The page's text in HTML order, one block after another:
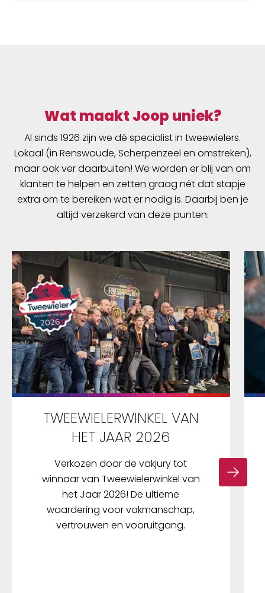
Wat maakt Joop uniek?
Al sinds 1926 zijn we dé specialist in tweewielers.
Lokaal (in Renswoude, Scherpenzeel en omstreken),
maar ook ver daarbuiten! We worden er blij van om
klanten te helpen en zetten graag nét dat stapje
extra om te bereiken wat er nodig is. Daarbij ben je
altijd verzekerd van deze punten:
TWEEWIELERWINKEL VAN
HET JAAR 2026
Verkozen door de vakjury tot
winnaar van Tweewielerwinkel van
het Jaar 2026! De ultieme
waardering voor vakmanschap,
vertrouwen en vooruitgang.